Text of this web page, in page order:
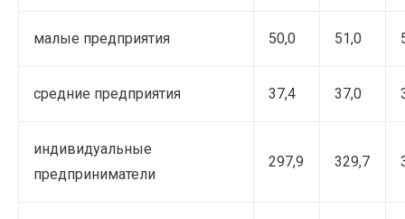
малые предприятия 50,0 51,0
средние предприятия 37,4 37,0
индивидуальные
предприниматели
297,9 329,7